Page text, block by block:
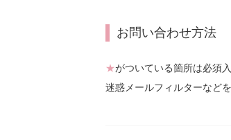
お問い合わせ方法
★がついている箇所は必須
迷惑メールフィルターなど